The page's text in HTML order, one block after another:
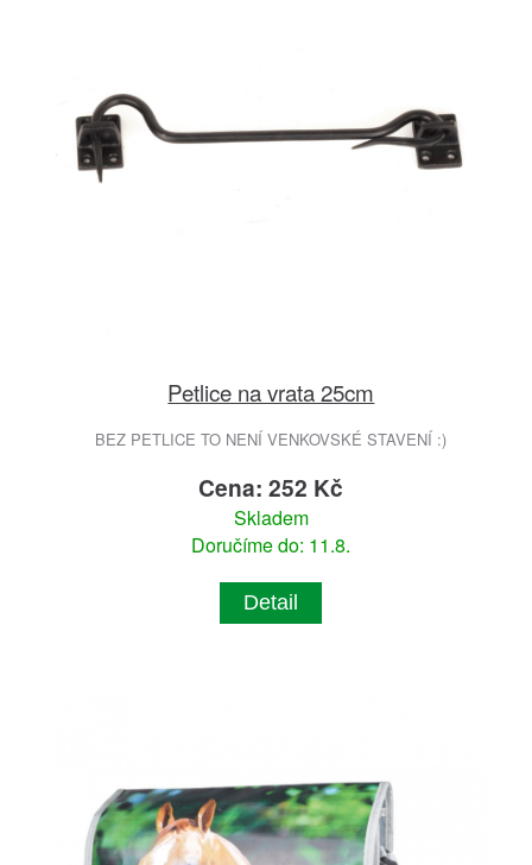
Petlice na vrata 25cm
BEZ PETLICE TO NENÍ VENKOVSKÉ STAVENÍ :)
Cena: 252 Kč
Skladem
Doručíme do: 11.8.
Detail